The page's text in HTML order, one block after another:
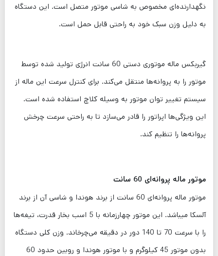
نگهدارنده‌ای مخصوص به شاسی موتور متصل است. این دستگاه
به دلیل وزن سبک خود به راحتی قابل حمل است.
گیربکس ماله موتوری دستی 60 سانت انرژی تولید شده توسط
موتور را به پروانه‌ها منتقل می‌کند. برای کنترل سرعت این ماله از
سیستم تغییر توان موتور به وسیله کلاچ استفاده شده است.
این ویژگی‌ها اپراتور را قادر می‌سازد تا به راحتی سرعت چرخش
پروانه‌ها را تنظیم کند.
موتور ماله پروانه‌ای 60 سانت
موتور ماله پروانه‌ای 60 سانت از برند هوندا و شاسی آن از برند
آلسکا میباشد. این موتور چهارزمانه با 5 اسب بخار قدرت، تیغه‌ها
را با سرعت 70 تا 140 دور در دقیقه می‌چرخاند. وزن کلی دستگاه
بدون موتور 45 کیلوگرم و با موتور هوندا و روبین حدود 60